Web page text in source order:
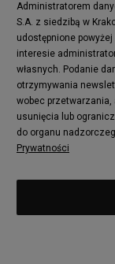
Administratorem
S.A. z siedzibą w
udostępnione
interesie
własnych. Podanie
otrzymywania
wobec przetwarzania,
usunięcia lub
do organu
Prywatności